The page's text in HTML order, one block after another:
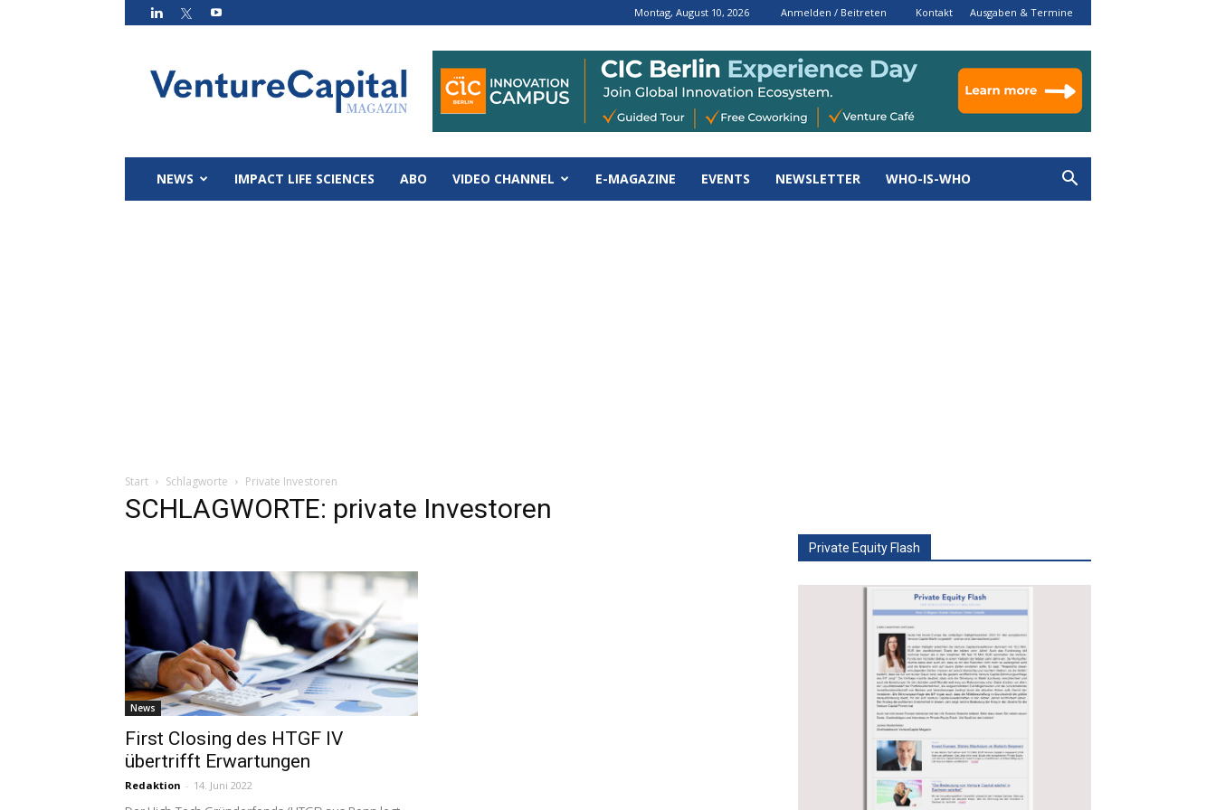
Montag, August 10, 2026 Anmelden / Beitreten Kontakt Ausgaben & Termine
Magazin
NEWS IMPACT LIFE SCIENCES ABO VIDEO CHANNEL E-MAGAZINE EVENTS NEWSLETTER WHO-IS-WHO
Start Schlagworte Private Investoren
SCHLAGWORTE: private Investoren
News
First Closing des HTGF IV
übertrifft Erwartungen
Redaktion - 14. Juni 2022
Private Equity Flash